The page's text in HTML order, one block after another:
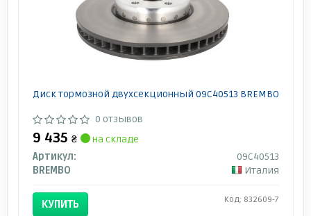
Диск тормозной двухсекционный 09C40513 BREMBO
0 отзывов
9 435 ₴
на складе
Артикул:
09C40513
BREMBO
Италия
КУПИТЬ Код: 832609-7